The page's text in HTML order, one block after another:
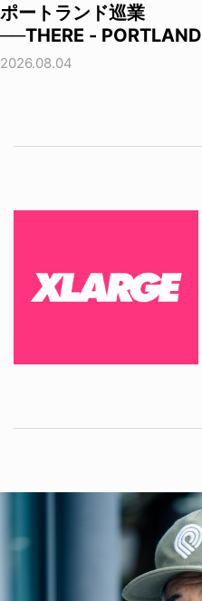
ポートランド巡業
──THERE - PORTLAND
2026.08.04